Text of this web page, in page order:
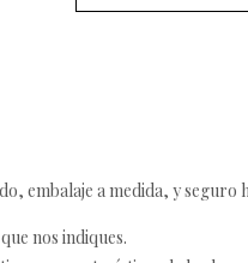
embalaje a medida, y seguro
nos indiques.